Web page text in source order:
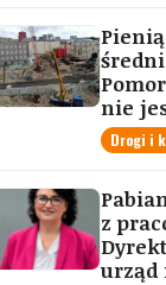
nie
Drogi i
z
urząd